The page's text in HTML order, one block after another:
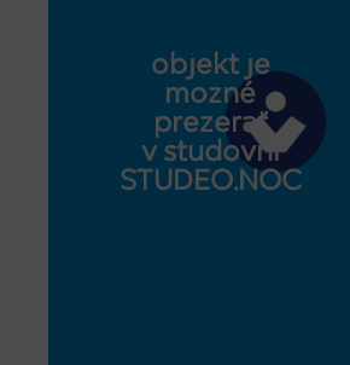
objekt je
možné
prezerať
v študovni
STUDEO.NOC